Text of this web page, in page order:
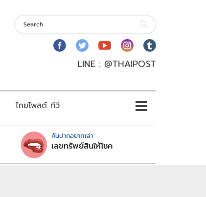
LINE : @THAIPOST
ไทยโพสต์ ทีวี
คันปากอยากเล่า
เลขทรัพย์สินให้โชค